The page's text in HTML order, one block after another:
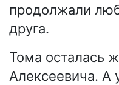
продолжали
друга.
Тома осталась
Алексеевича. А